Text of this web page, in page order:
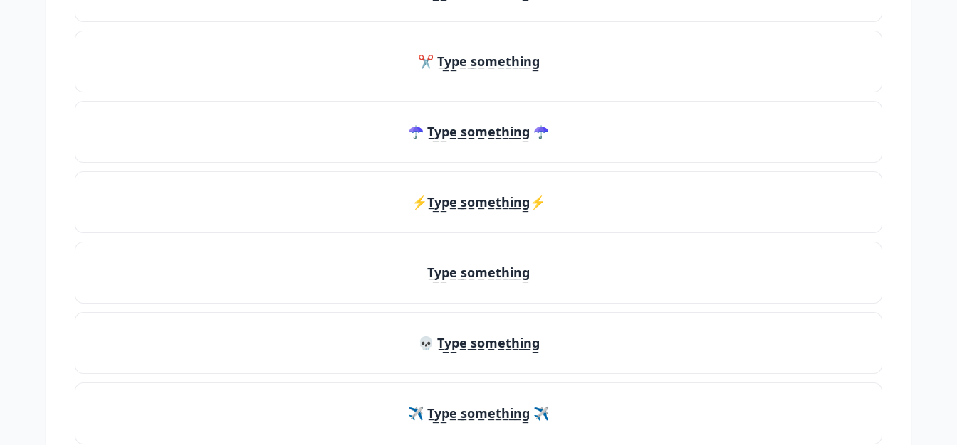
✂ T̲y̲p̲e̲ ̲s̲o̲m̲e̲t̲h̲i̲n̲g̲
☂ T̲y̲p̲e̲ ̲s̲o̲m̲e̲t̲h̲i̲n̲g̲ ☂
⚡T̲y̲p̲e̲ ̲s̲o̲m̲e̲t̲h̲i̲n̲g̲⚡
T̲y̲p̲e̲ ̲s̲o̲m̲e̲t̲h̲i̲n̲g̲
💀 T̲y̲p̲e̲ ̲s̲o̲m̲e̲t̲h̲i̲n̲g̲
✈ T̲y̲p̲e̲ ̲s̲o̲m̲e̲t̲h̲i̲n̲g̲ ✈